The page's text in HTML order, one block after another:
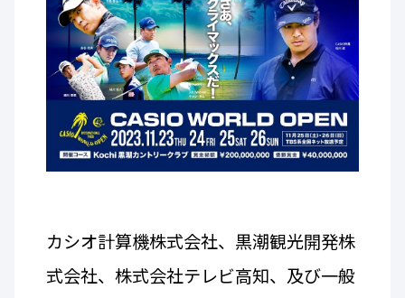
カシオ計算機株式会社、黒潮観光開発株
式会社、株式会社テレビ高知、及び一般